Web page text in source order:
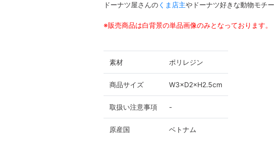
ドーナツ屋さんのくま店主やドーナツ好きな動物モチ
※販売商品は白背景の単品画像のみとなっております。
素材 ポリレジン
商品サイズ W3×D2×H2.5cm
取扱い注意事項 -
原産国 ベトナム